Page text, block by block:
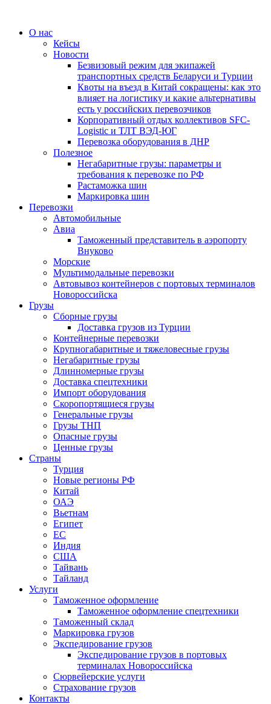
О нас
Кейсы
Новости
Безвизовый режим для экипажей
транспортных средств Беларуси и Турции
Квоты на въезд в Китай сокращены: как это
влияет на логистику и какие альтернативы
есть у российских перевозчиков
Корпоративный отдых коллективов SFC-
Logistic и ТЛТ ВЭД-ЮГ
Перевозка оборудования в ДНР
Полезное
Негабаритные грузы: параметры и
требования к перевозке по РФ
Растаможка шин
Маркировка шин
Перевозки
Автомобильные
Авиа
Таможенный представитель в аэропорту
Внуково
Морские
Мультимодальные перевозки
Автовывоз контейнеров с портовых терминалов
Новороссийска
Грузы
Сборные грузы
Доставка грузов из Турции
Контейнерные перевозки
Крупногабаритные и тяжеловесные грузы
Негабаритные грузы
Длинномерные грузы
Доставка спецтехники
Импорт оборудования
Скоропортящиеся грузы
Генеральные грузы
Грузы ТНП
Опасные грузы
Ценные грузы
Страны
Турция
Новые регионы РФ
Китай
ОАЭ
Вьетнам
Египет
ЕС
Индия
США
Тайвань
Тайланд
Услуги
Таможенное оформление
Таможенное оформление спецтехники
Таможенный склад
Маркировка грузов
Экспедирование грузов
Экспедирование грузов в портовых
терминалах Новороссийска
Сюрвейерские услуги
Страхование грузов
Контакты